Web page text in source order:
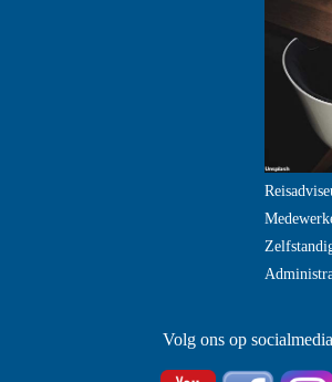
Volg ons op socialmedia